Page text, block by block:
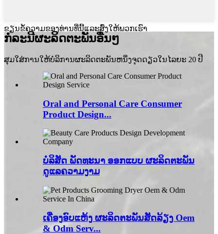
ຂຽນຂໍ້ຄວາມຂອງທ່ານທີ່ນີ້ແລະສົ່ງໃຫ້ພວກເຮົາ
ກໍລະນີຜະລິດຕະພັນອື່ນໆ
ສຸມໃສ່ການໃຫ້ບໍລິການຜະລິດຕະພັນຫນຶ່ງຈຸດດຽວໃນໄລຍະ 20 ປີ
Oral and Personal Care Consumer
Product Design...
ບໍລິສັດ ພັດທະນາ ອອກແບບ ຜະລິດຕະພັນ
ດູແລຄວາມງາມ
ເຄື່ອງອົບແຫ້ງ ຜະລິດຕະພັນສັດລ້ຽງ Oem
& Odm Serv...